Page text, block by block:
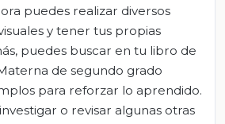
puedes realizar diversos
y tener tus propias
puedes buscar en tu libro de
de segundo grado
para reforzar lo aprendido.
o revisar algunas otras